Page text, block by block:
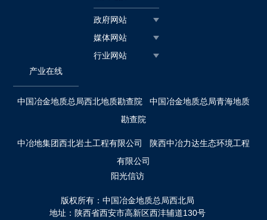
政府网站
媒体网站
行业网站
产业在线
中国冶金地质总局西北地质勘查院
中国冶金地质总局青海地质
勘查院
中冶地集团西北岩土工程有限公司
陕西中冶力达生态环境工程
有限公司
阳光信访
版权所有：中国冶金地质总局西北局
地址：陕西省西安市高新区西沣辅道130号